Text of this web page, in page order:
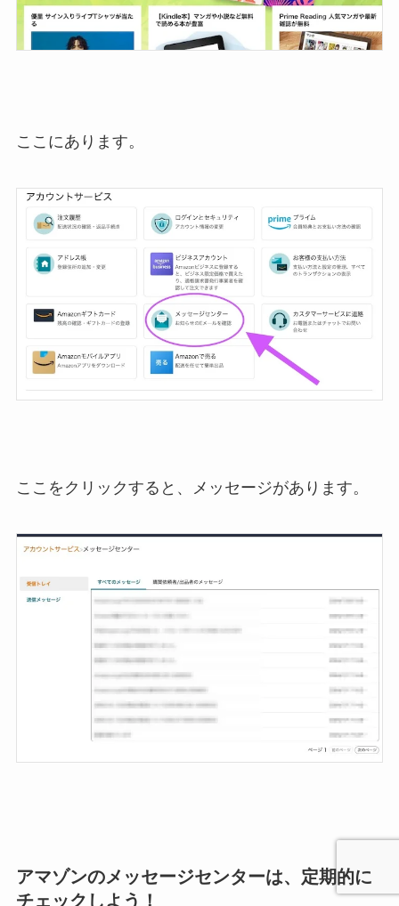
ここにあります。
ここをクリックすると、メッセージがあります。
アマゾンのメッセージセンターは、定期的に
チェックしよう！